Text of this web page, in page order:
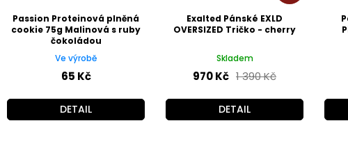
Passion Proteinová plněná
cookie 75g Malinová s ruby
čokoládou
Ve výrobě
65 Kč
DETAIL
Exalted Pánské EXLD
OVERSIZED Tričko - cherry
Skladem
970 Kč 1 390 Kč
DETAIL